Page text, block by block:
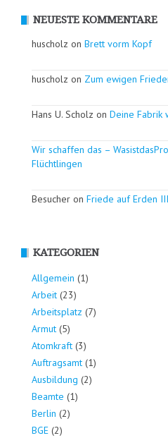
NEUESTE KOMMENTARE
huscholz on Brett vorm Kopf
huscholz on Zum ewigen
Hans U. Scholz on Deine Fabrik
Wir schaffen das –
Flüchtlingen
Besucher on Friede auf Erden III
KATEGORIEN
Allgemein (1)
Arbeit (23)
Arbeitsplatz (7)
Armut (5)
Atomkraft (3)
Auftragsamt (1)
Ausbildung (2)
Beamte (1)
Berlin (2)
BGE (2)